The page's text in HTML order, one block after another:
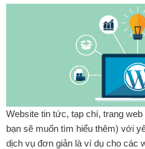
Website tin tức, tạp chí, trang
bạn sẽ muốn tìm hiểu thêm) với
dịch vụ đơn giản là ví dụ cho các